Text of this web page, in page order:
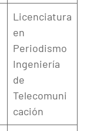
Licenciatura
en
Periodismo
Ingeniería
de
Telecomuni
cación